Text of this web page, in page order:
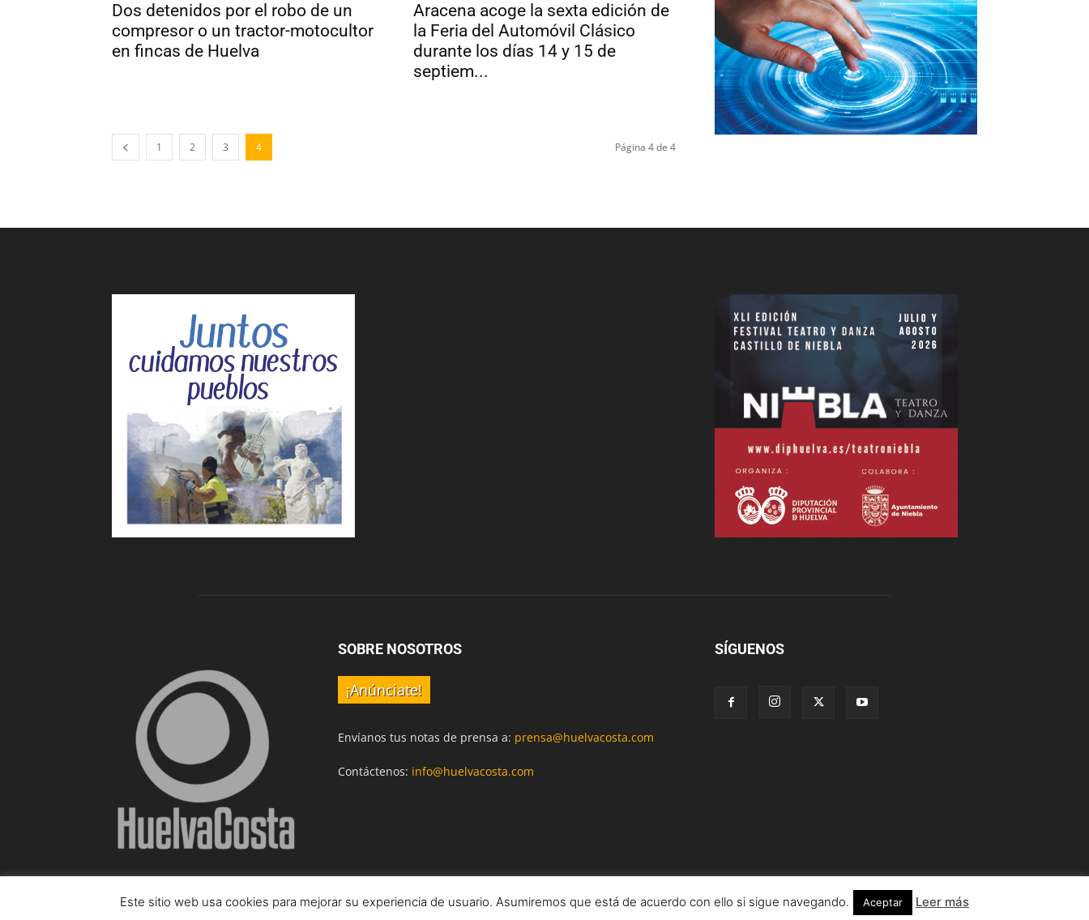
Dos detenidos por el robo de un
compresor o un tractor-motocultor
en fincas de Huelva
Aracena acoge la sexta edición de
la Feria del Automóvil Clásico
durante los días 14 y 15 de
septiem...
1 2 3 4 Página 4 de 4
SOBRE NOSOTROS
¡Anúnciate!
Envíanos tus notas de prensa a: prensa@huelvacosta.com
Contáctenos: info@huelvacosta.com
SÍGUENOS
Información legal Condiciones de uso
© HuelvaCosta
Este sitio web usa cookies para mejorar su experiencia de usuario. Asumiremos que está de acuerdo con ello si sigue navegando. Aceptar Leer más